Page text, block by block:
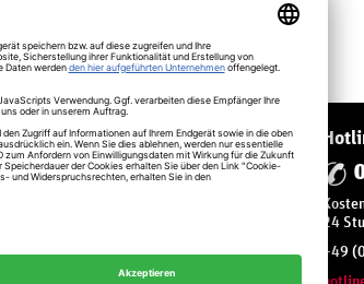
Schafferer-Newsletter
Jetzt anmelden und beim nächsten
Einkauf 10€ sparen!
Adresse
24
+49